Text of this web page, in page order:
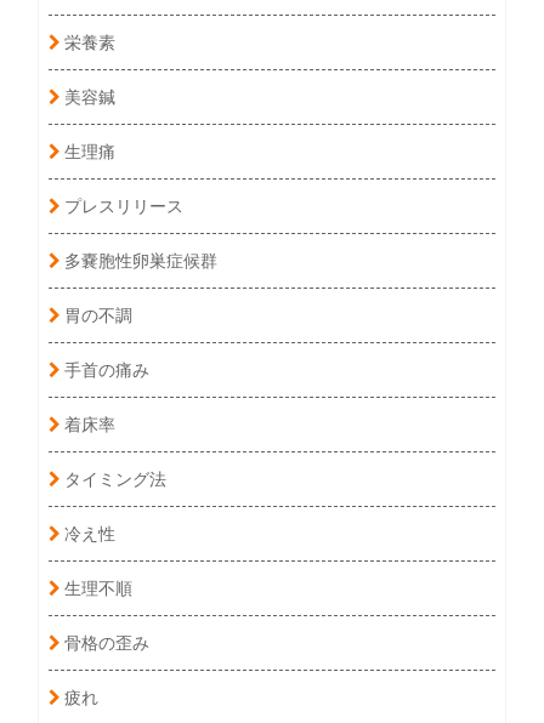
栄養素
美容鍼
生理痛
プレスリリース
多嚢胞性卵巣症候群
胃の不調
手首の痛み
着床率
タイミング法
冷え性
生理不順
骨格の歪み
疲れ